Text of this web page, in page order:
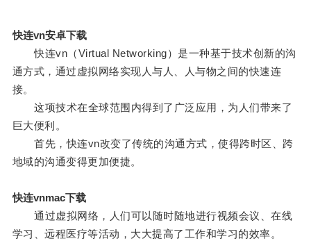
快连vn安卓下载
快连vn（Virtual Networking）是一种基于技术创新的沟
通方式，通过虚拟网络实现人与人、人与物之间的快速连
接。
这项技术在全球范围内得到了广泛应用，为人们带来了
巨大便利。
首先，快连vn改变了传统的沟通方式，使得跨时区、跨
地域的沟通变得更加便捷。
快连vnmac下载
通过虚拟网络，人们可以随时随地进行视频会议、在线
学习、远程医疗等活动，大大提高了工作和学习的效率。